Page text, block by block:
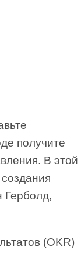
получите
В этой
(OKR)